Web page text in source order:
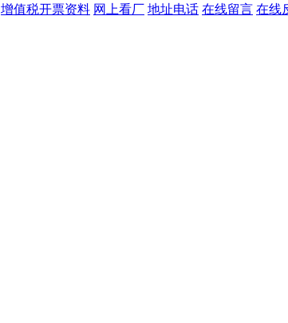
增值税开票资料 网上看厂 地址电话 在线留言 在线